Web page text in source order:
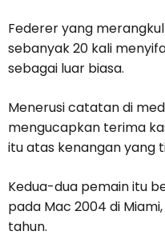
Federeryang
sebanyak 20 kali
sebagai luar biasa.
Menerusi catatan di
mengucapkan terima
itu atas kenangan yang
Kedua-dua pemain itu
pada Mac 2004 di
tahun.